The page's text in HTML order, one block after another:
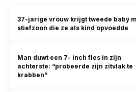
37-jarige vrouw krijgt tweede baby
stiefzoon die ze als kind opvoedde
Man duwt een 7- inch fles in zijn
achterste: “probeerde zijn zitvlak te
krabben”